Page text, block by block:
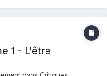
1 - L'être